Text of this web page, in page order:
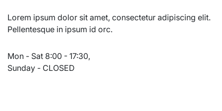
Lorem ipsum dolor sit amet, consectetur adipiscing elit.
Pellentesque in ipsum id orc.
Mon - Sat 8:00 - 17:30,
Sunday - CLOSED